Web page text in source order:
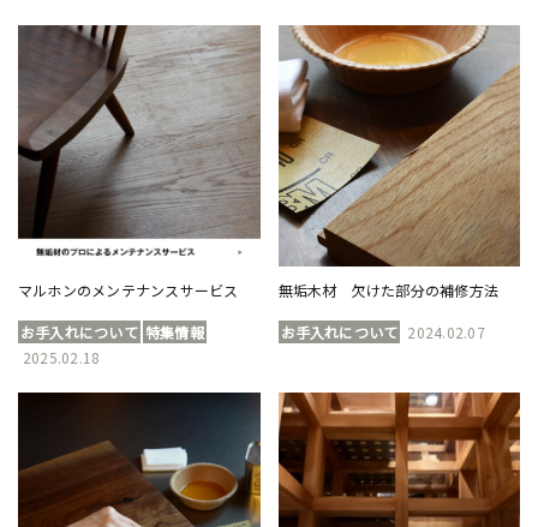
マルホンのメンテナンスサービス
お手入れについて 特集情報
2025.02.18
無垢木材 欠けた部分の補修方法
お手入れについて 2024.02.07